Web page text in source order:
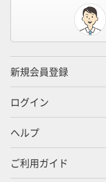
新規会員登録
ログイン
ヘルプ
ご利用ガイド